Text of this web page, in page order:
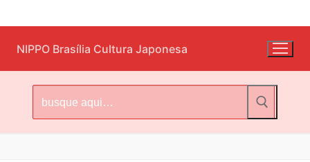
para
o
conteúdo
NIPPO Brasília Cultura Japonesa
por: